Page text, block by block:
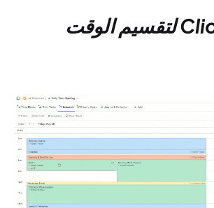
قالب ClickUp لتقسيم الوقت